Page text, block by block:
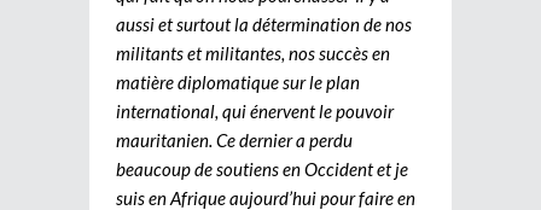
aussi et surtout la détermination de nos
militants et militantes, nos succès en
matière diplomatique sur le plan
international, qui énervent le pouvoir
mauritanien. Ce dernier a perdu
beaucoup de soutiens en Occident et je
suis en Afrique aujourd’hui pour faire en